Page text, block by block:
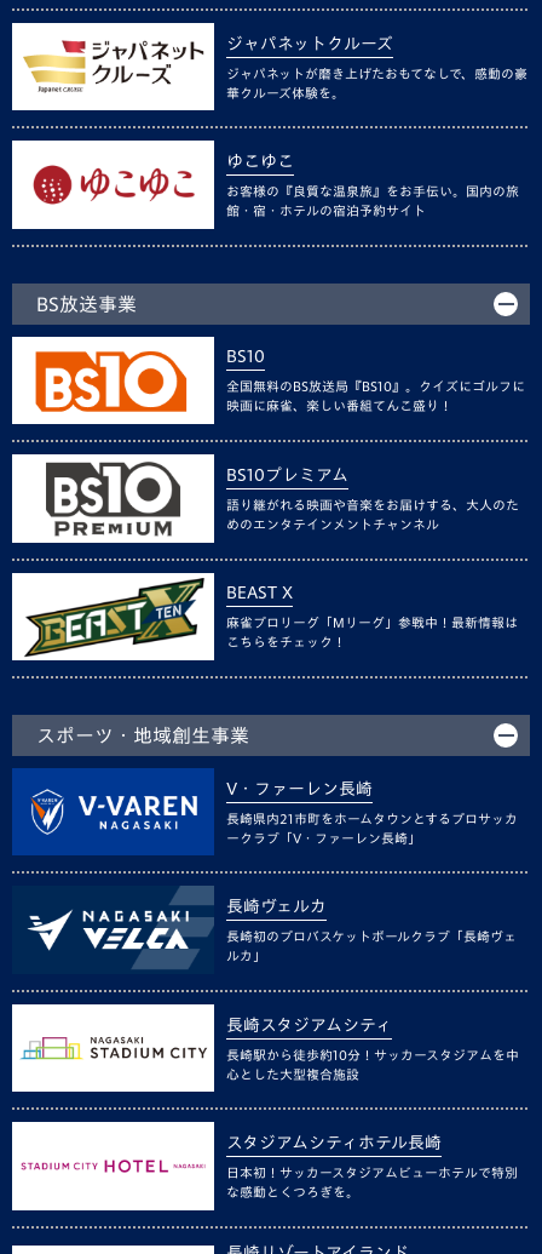
ジャパネットクルーズ
ジャパネットが磨き上げたおもてなしで、感動の豪
華クルーズ体験を。
ゆこゆこ
お客様の『良質な温泉旅』をお手伝い。国内の旅
館・宿・ホテルの宿泊予約サイト
BS放送事業
BS10
全国無料のBS放送局『BS10』。クイズにゴルフに
映画に麻雀、楽しい番組てんこ盛り！
BS10プレミアム
語り継がれる映画や音楽をお届けする、大人のた
めのエンタテインメントチャンネル
BEAST X
麻雀プロリーグ「Mリーグ」参戦中！最新情報は
こちらをチェック！
スポーツ・地域創生事業
V・ファーレン長崎
長崎県内21市町をホームタウンとするプロサッカ
ークラブ「V・ファーレン長崎」
長崎ヴェルカ
長崎初のプロバスケットボールクラブ「長崎ヴェ
ルカ」
長崎スタジアムシティ
長崎駅から徒歩約10分！サッカースタジアムを中
心とした大型複合施設
スタジアムシティホテル長崎
日本初！サッカースタジアムビューホテルで特別
な感動とくつろぎを。